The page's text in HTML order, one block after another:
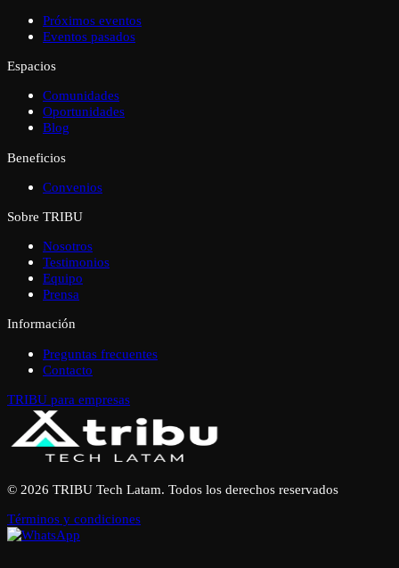
Próximos eventos
Eventos pasados
Espacios
Comunidades
Oportunidades
Blog
Beneficios
Convenios
Sobre TRIBU
Nosotros
Testimonios
Equipo
Prensa
Información
Preguntas frecuentes
Contacto
TRIBU para empresas
© 2026 TRIBU Tech Latam. Todos los derechos reservados
Términos y condiciones